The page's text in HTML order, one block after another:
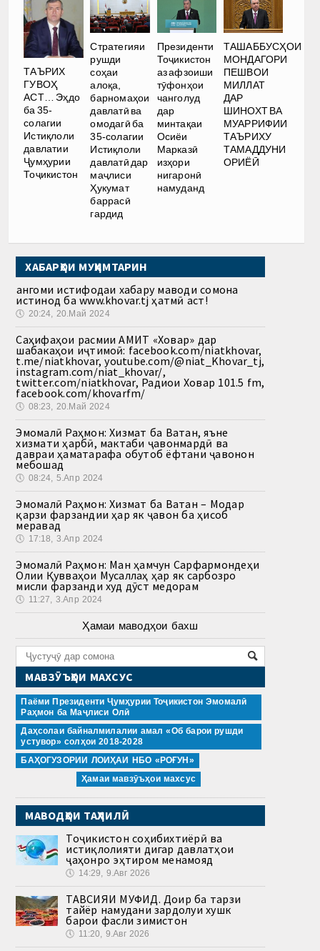
ТАЪРИХ
ГУВОҲ
АСТ… Эҳдо
ба 35-
солагии
Истиқлоли
давлатии
Ҷумҳурии
Тоҷикистон
Стратегияи
рушди
соҳаи
алоқа,
барномаҳои
давлатӣ ва
омодагӣ ба
35-солагии
Истиқлоли
давлатӣ дар
маҷлиси
Ҳукумат
баррасӣ
гардид
Президенти
Тоҷикистон
аз афзоиши
тӯфонҳои
чанголуд
дар
минтақаи
Осиёи
Марказӣ
изҳори
нигаронӣ
намуданд
ТАШАББУСҲОИ
МОНДАГОРИ
ПЕШВОИ
МИЛЛАТ
ДАР
ШИНОХТ ВА
МУАРРИФИИ
ТАЪРИХУ
ТАМАДДУНИ
ОРИЁӢ
ХАБАРҲОИ МУҲИМТАРИН
Ҳангоми истифодаи хабару маводи сомона
истинод ба www.khovar.tj ҳатмӣ аст!
🕔 20:24, 20.Май 2024
Саҳифаҳои расмии АМИТ «Ховар» дар
шабакаҳои иҷтимоӣ: facebook.com/niatkhovar,
t.me/niatkhovar, youtube.com/@niat_Khovar_tj,
instagram.com/niat_khovar/,
twitter.com/niatkhovar, Радиои Ховар 101.5 fm,
facebook.com/khovarfm/
🕔 08:23, 20.Май 2024
Эмомалӣ Раҳмон: Хизмат ба Ватан, яъне
хизмати ҳарбӣ, мактаби ҷавонмардӣ ва
давраи ҳаматарафа обутоб ёфтани ҷавонон
мебошад
🕔 08:24, 5.Апр 2024
Эмомалӣ Раҳмон: Хизмат ба Ватан – Модар
қарзи фарзандии ҳар як ҷавон ба ҳисоб
меравад
🕔 17:18, 3.Апр 2024
Эмомалӣ Раҳмон: Ман ҳамчун Сарфармондеҳи
Олии Қувваҳои Мусаллаҳ ҳар як сарбозро
мисли фарзанди худ дӯст медорам
🕔 11:27, 3.Апр 2024
Ҳамаи маводҳои бахш
МАВЗӮЪҲОИ МАХСУС
Паёми Президенти Ҷумҳурии Тоҷикистон Эмомалӣ
Раҳмон ба Маҷлиси Олӣ
Даҳсолаи байналмилалии амал «Об барои рушди
устувор» солҳои 2018-2028
БАҲОГУЗОРИИ ЛОИҲАИ НБО «РОҒУН»
Ҳамаи мавзӯъҳои махсус
МАВОДҲОИ ТАҲЛИЛӢ
Тоҷикистон соҳибихтиёрӣ ва
истиқлолияти дигар давлатҳои
ҷаҳонро эҳтиром менамояд
🕔 14:29, 9.Авг 2026
ТАВСИЯИ МУФИД. Доир ба тарзи
тайёр намудани зардолуи хушк
барои фасли зимистон
🕔 11:20, 9.Авг 2026